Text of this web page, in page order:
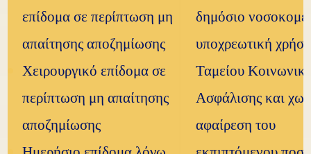
επίδομα σε περίπτωση μη
απαίτησης αποζημίωσης
Χειρουργικό επίδομα σε
περίπτωση μη απαίτησης
αποζημίωσης
δημόσιο
υποχρεωτική
Ταμείου
Ασφάλισης και
αφαίρεση του